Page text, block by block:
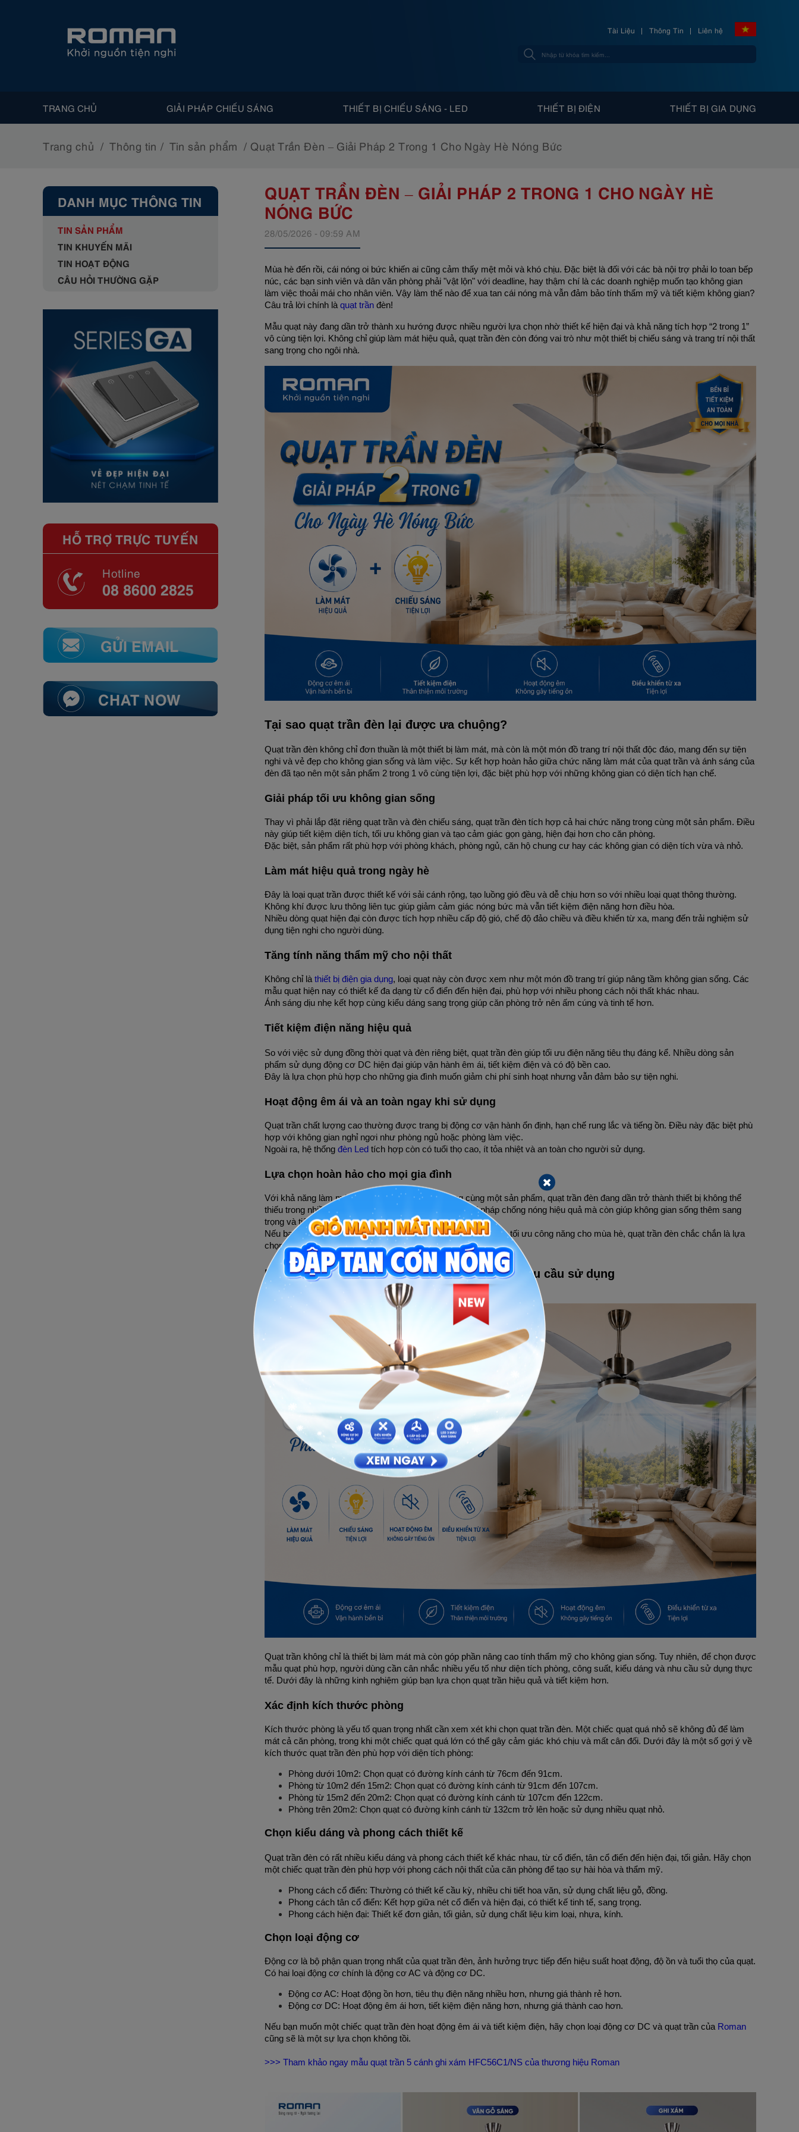
Tài Liệu Thông Tin Liên hệ
TRANG CHỦ GIẢI PHÁP CHIẾU SÁNG THIẾT BỊ CHIẾU SÁNG - LED THIẾT BỊ ĐIỆN THIẾT BỊ GIA DỤNG
Trang chủ Thông tin Tin sản phẩm Quạt Trần Đèn – Giải Pháp 2 Trong 1 Cho Ngày Hè Nóng Bức
DANH MỤC THÔNG TIN
TIN SẢN PHẨM
TIN KHUYẾN MÃI
TIN HOẠT ĐỘNG
CÂU HỎI THƯỜNG GẶP
HỖ TRỢ TRỰC TUYẾN
Hotline
08 8600 2825
GỬI EMAIL
CHAT NOW
QUẠT TRẦN ĐÈN – GIẢI PHÁP 2 TRONG 1 CHO NGÀY HÈ
NÓNG BỨC
28/05/2026 - 09:59 AM
Mùa hè đến rồi, cái nóng oi bức khiến ai cũng cảm thấy mệt mỏi và khó chịu. Đặc biệt là đối với các bà nội trợ phải lo toan bếp
núc, các bạn sinh viên và dân văn phòng phải "vật lộn" với deadline, hay thậm chí là các doanh nghiệp muốn tạo không gian
làm việc thoải mái cho nhân viên. Vậy làm thế nào để xua tan cái nóng mà vẫn đảm bảo tính thẩm mỹ và tiết kiệm không gian?
Câu trả lời chính là quạt trần đèn!
Mẫu quạt này đang dần trở thành xu hướng được nhiều người lựa chọn nhờ thiết kế hiện đại và khả năng tích hợp “2 trong 1”
vô cùng tiện lợi. Không chỉ giúp làm mát hiệu quả, quạt trần đèn còn đóng vai trò như một thiết bị chiếu sáng và trang trí nội thất
sang trọng cho ngôi nhà.
Tại sao quạt trần đèn lại được ưa chuộng?
Quạt trần đèn không chỉ đơn thuần là một thiết bị làm mát, mà còn là một món đồ trang trí nội thất độc đáo, mang đến sự tiện
nghi và vẻ đẹp cho không gian sống và làm việc. Sự kết hợp hoàn hảo giữa chức năng làm mát của quạt trần và ánh sáng của
đèn đã tạo nên một sản phẩm 2 trong 1 vô cùng tiện lợi, đặc biệt phù hợp với những không gian có diện tích hạn chế.
Giải pháp tối ưu không gian sống
Thay vì phải lắp đặt riêng quạt trần và đèn chiếu sáng, quạt trần đèn tích hợp cả hai chức năng trong cùng một sản phẩm. Điều
này giúp tiết kiệm diện tích, tối ưu không gian và tạo cảm giác gọn gàng, hiện đại hơn cho căn phòng.
Đặc biệt, sản phẩm rất phù hợp với phòng khách, phòng ngủ, căn hộ chung cư hay các không gian có diện tích vừa và nhỏ.
Làm mát hiệu quả trong ngày hè
Đây là loại quạt trần được thiết kế với sải cánh rộng, tạo luồng gió đều và dễ chịu hơn so với nhiều loại quạt thông thường.
Không khí được lưu thông liên tục giúp giảm cảm giác nóng bức mà vẫn tiết kiệm điện năng hơn điều hòa.
Nhiều dòng quạt hiện đại còn được tích hợp nhiều cấp độ gió, chế độ đảo chiều và điều khiển từ xa, mang đến trải nghiệm sử
dụng tiện nghi cho người dùng.
Tăng tính năng thẩm mỹ cho nội thất
Không chỉ là thiết bị điện gia dụng, loại quạt này còn được xem như một món đồ trang trí giúp nâng tầm không gian sống. Các
mẫu quạt hiện nay có thiết kế đa dạng từ cổ điển đến hiện đại, phù hợp với nhiều phong cách nội thất khác nhau.
Ánh sáng dịu nhẹ kết hợp cùng kiểu dáng sang trọng giúp căn phòng trở nên ấm cúng và tinh tế hơn.
Tiết kiệm điện năng hiệu quả
So với việc sử dụng đồng thời quạt và đèn riêng biệt, quạt trần đèn giúp tối ưu điện năng tiêu thụ đáng kể. Nhiều dòng sản
phẩm sử dụng động cơ DC hiện đại giúp vận hành êm ái, tiết kiệm điện và có độ bền cao.
Đây là lựa chọn phù hợp cho những gia đình muốn giảm chi phí sinh hoạt nhưng vẫn đảm bảo sự tiện nghi.
Hoạt động êm ái và an toàn ngay khi sử dụng
Quạt trần chất lượng cao thường được trang bị động cơ vận hành ổn định, hạn chế rung lắc và tiếng ồn. Điều này đặc biệt phù
hợp với không gian nghỉ ngơi như phòng ngủ hoặc phòng làm việc.
Ngoài ra, hệ thống đèn Led tích hợp còn có tuổi thọ cao, ít tỏa nhiệt và an toàn cho người sử dụng.
Lựa chọn hoàn hảo cho mọi gia đình
Với khả năng làm mát, chiếu sáng và trang trí trong cùng một sản phẩm, quạt trần đèn đang dần trở thành thiết bị không thể
thiếu trong nhiều gia đình hiện đại. Đây không chỉ là giải pháp chống nóng hiệu quả mà còn giúp không gian sống thêm sang
trọng và tiện nghi hơn.
Nếu bạn đang tìm kiếm một thiết bị vừa tiết kiệm diện tích, vừa tối ưu công năng cho mùa hè, quạt trần đèn chắc chắn là lựa
chọn đáng để đầu tư.
Hướng dẫn chọn mua quạt trần phù hợp với nhu cầu sử dụng
Quạt trần không chỉ là thiết bị làm mát mà còn góp phần nâng cao tính thẩm mỹ cho không gian sống. Tuy nhiên, để chọn được
mẫu quạt phù hợp, người dùng cần cân nhắc nhiều yếu tố như diện tích phòng, công suất, kiểu dáng và nhu cầu sử dụng thực
tế. Dưới đây là những kinh nghiệm giúp bạn lựa chọn quạt trần hiệu quả và tiết kiệm hơn.
Xác định kích thước phòng
Kích thước phòng là yếu tố quan trọng nhất cần xem xét khi chọn quạt trần đèn. Một chiếc quạt quá nhỏ sẽ không đủ để làm
mát cả căn phòng, trong khi một chiếc quạt quá lớn có thể gây cảm giác khó chịu và mất cân đối. Dưới đây là một số gợi ý về
kích thước quạt trần đèn phù hợp với diện tích phòng:
Phòng dưới 10m2: Chọn quạt có đường kính cánh từ 76cm đến 91cm.
Phòng từ 10m2 đến 15m2: Chọn quạt có đường kính cánh từ 91cm đến 107cm.
Phòng từ 15m2 đến 20m2: Chọn quạt có đường kính cánh từ 107cm đến 122cm.
Phòng trên 20m2: Chọn quạt có đường kính cánh từ 132cm trở lên hoặc sử dụng nhiều quạt nhỏ.
Chọn kiểu dáng và phong cách thiết kế
Quạt trần đèn có rất nhiều kiểu dáng và phong cách thiết kế khác nhau, từ cổ điển, tân cổ điển đến hiện đại, tối giản. Hãy chọn
một chiếc quạt trần đèn phù hợp với phong cách nội thất của căn phòng để tạo sự hài hòa và thẩm mỹ.
Phong cách cổ điển: Thường có thiết kế cầu kỳ, nhiều chi tiết hoa văn, sử dụng chất liệu gỗ, đồng.
Phong cách tân cổ điển: Kết hợp giữa nét cổ điển và hiện đại, có thiết kế tinh tế, sang trọng.
Phong cách hiện đại: Thiết kế đơn giản, tối giản, sử dụng chất liệu kim loại, nhựa, kính.
Chọn loại động cơ
Động cơ là bộ phận quan trọng nhất của quạt trần đèn, ảnh hưởng trực tiếp đến hiệu suất hoạt động, độ ồn và tuổi thọ của quạt.
Có hai loại động cơ chính là động cơ AC và động cơ DC.
Động cơ AC: Hoạt động ồn hơn, tiêu thụ điện năng nhiều hơn, nhưng giá thành rẻ hơn.
Động cơ DC: Hoạt động êm ái hơn, tiết kiệm điện năng hơn, nhưng giá thành cao hơn.
Nếu bạn muốn một chiếc quạt trần đèn hoạt động êm ái và tiết kiệm điện, hãy chọn loại động cơ DC và quạt trần của Roman
cũng sẽ là một sự lựa chọn không tồi.
>>> Tham khảo ngay mẫu quạt trần 5 cánh ghi xám HFC56C1/NS của thương hiệu Roman